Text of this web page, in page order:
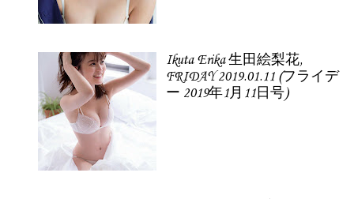
Ikuta Erika 生田絵梨花,
FRIDAY 2019.01.11 (フライデ
ー 2019年1月11日号)